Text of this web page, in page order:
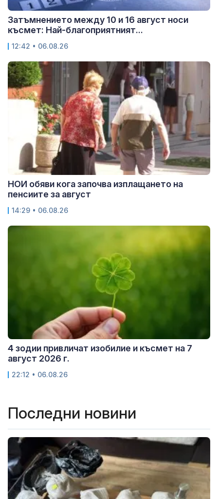
Затъмнението между 10 и 16 август носи
късмет: Най-благоприятният...
12:42 • 06.08.26
НОИ обяви кога започва изплащането на
пенсиите за август
14:29 • 06.08.26
4 зодии привличат изобилие и късмет на 7
август 2026 г.
22:12 • 06.08.26
Последни новини